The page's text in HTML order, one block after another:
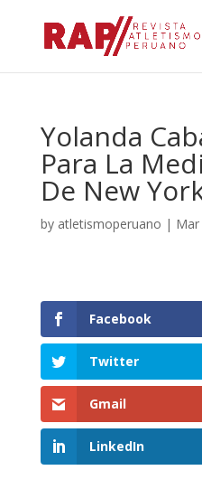
Yolanda
Para La
De New
by atletismoperuano | Mar
Facebook
Twitter
Gmail
LinkedIn